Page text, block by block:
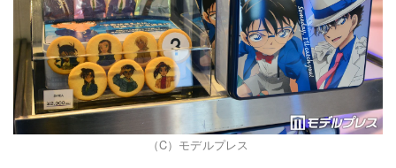
（C）モデルプレス